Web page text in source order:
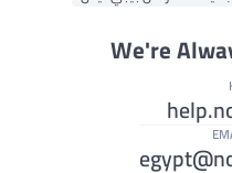
We're